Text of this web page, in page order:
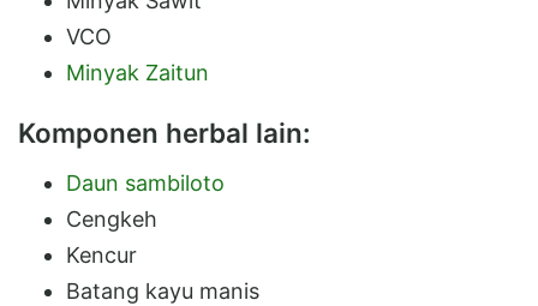
VCO
Minyak Zaitun
Komponen herbal lain:
Daun sambiloto
Cengkeh
Kencur
Batang kayu manis